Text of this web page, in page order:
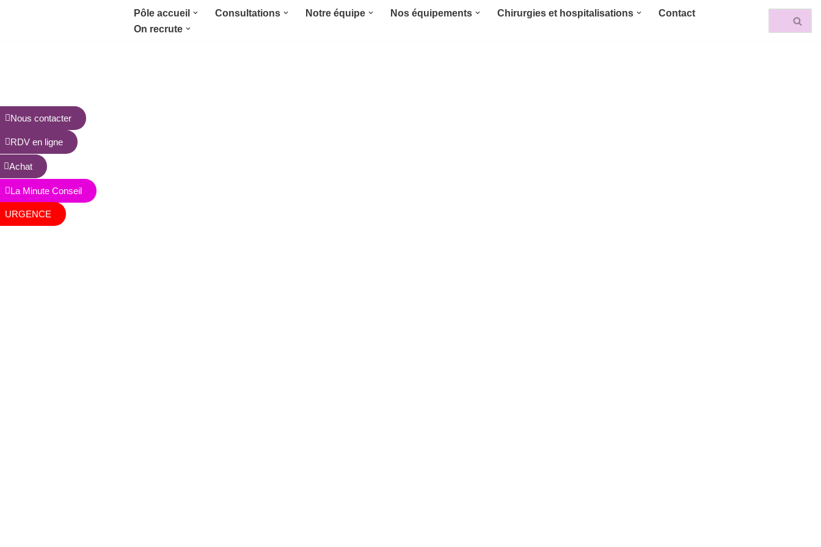
Pôle accueil Consultations Notre équipe Nos équipements Chirurgies et hospitalisations
Contact
On recrute
Nous contacter
La Minute Conseil
URGENCE
RDV en ligne
Achat